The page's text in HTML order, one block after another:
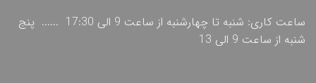
ساعت کاری: شنبه تا چهارشنبه از ساعت 9 الی 17:30 ...... پنج
شنبه از ساعت 9 الی 13